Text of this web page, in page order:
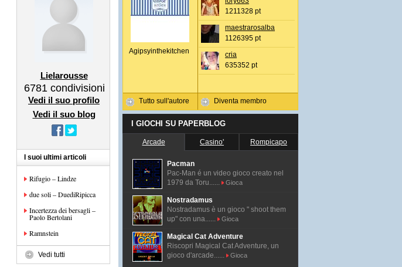
Lielarousse
6781 condivisioni
Vedi il suo profilo
Vedi il suo blog
I suoi ultimi articoli
Rifugio – Lindze
due soli – DuediRipicca
Incertezza dei bersagli –
Paolo Bertolani
Ramnstein
Vedi tutti
Agipsyinthekitchen
Tutto sull'autore
1211328 pt
maestrarosalba
1126395 pt
cria
635352 pt
Diventa membro
I GIOCHI SU PAPERBLOG
Arcade Casino' Rompicapo
Pacman
Pac-Man é un video gioco creato nel
1979 da Toru......
Gioca
Nostradamus
Nostradamus è un gioco " shoot them
up" con una......
Gioca
Magical Cat Adventure
Riscopri Magical Cat Adventure, un
gioco d'arcade......
Gioca